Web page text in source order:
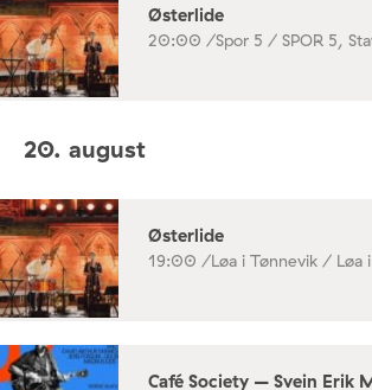
Østerlide
20:00 /Spor 5 / SPOR 5,
20. august
Østerlide
19:00 /Løa i Tønnevik / Løa
Café Society – Svein Erik